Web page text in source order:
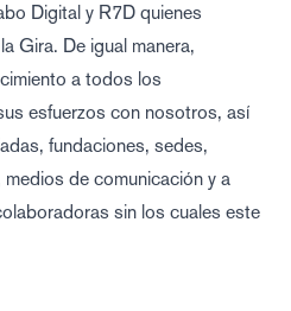
Digital y R7D quienes
Gira. De igual manera,
a todos los
esfuerzos con nosotros, así
fundaciones, sedes,
de comunicación y a
sin los cuales este